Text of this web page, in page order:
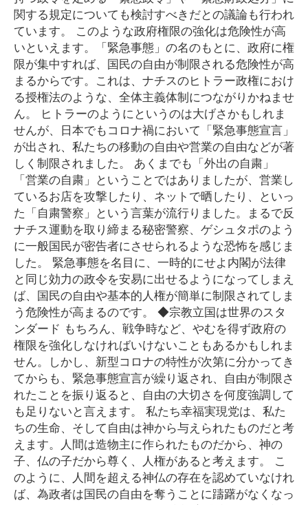
関する規定についても検討すべきだとの議論も行われ
ています。 このような政府権限の強化は危険性が高
いといえます。「緊急事態」の名のもとに、政府に権
限が集中すれば、国民の自由が制限される危険性が高
まるからです。これは、ナチスのヒトラー政権におけ
る授権法のような、全体主義体制につながりかねませ
ん。 ヒトラーのようにというのは大げさかもしれま
せんが、日本でもコロナ禍において「緊急事態宣言」
が出され、私たちの移動の自由や営業の自由などが著
しく制限されました。 あくまでも「外出の自粛」
「営業の自粛」ということではありましたが、営業し
ているお店を攻撃したり、ネットで晒したり、といっ
た「自粛警察」という言葉が流行りました。まるで反
ナチス運動を取り締まる秘密警察、ゲシュタポのよう
に一般国民が密告者にさせられるような恐怖を感じま
した。 緊急事態を名目に、一時的にせよ内閣が法律
と同じ効力の政令を安易に出せるようになってしまえ
ば、国民の自由や基本的人権が簡単に制限されてしま
う危険性が高まるのです。 ◆宗教立国は世界のスタ
ンダード もちろん、戦争時など、やむを得ず政府の
権限を強化しなければいけないこともあるかもしれま
せん。しかし、新型コロナの特性が次第に分かってき
てからも、緊急事態宣言が繰り返され、自由が制限さ
れたことを振り返ると、自由の大切さを何度強調して
も足りないと言えます。 私たち幸福実現党は、私た
ちの生命、そして自由は神から与えられたものだと考
えます。人間は造物主に作られたものだから、神の
子、仏の子だから尊く、人権があると考えます。 こ
のように、人間を超える神仏の存在を認めていなけれ
ば、為政者は国民の自由を奪うことに躊躇がなくなっ